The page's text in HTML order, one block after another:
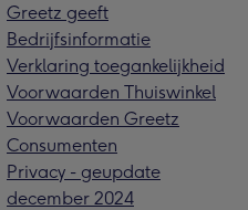
Greetz geeft
Bedrijfsinformatie
Verklaring toegankelijkheid
Voorwaarden Thuiswinkel
Voorwaarden Greetz
Consumenten
Privacy - geupdate
december 2024